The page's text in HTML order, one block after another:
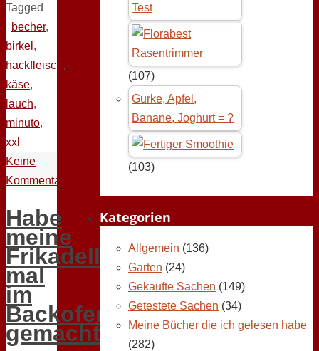
Tagged
becher,
birkel ,
hackfleisch ,
käse,
lauch,
minuto,
xxl
Keine
Kommentare
Habe
meine
Frikadellen
mal
im
Backofen
gemacht
Test
(107)
Gurke, Apfel,
Banane, Joghurt = ?
(103)
Kategorien
Allgemein (136)
Garten (24)
Gekaufte Sachen (149)
Getestete Sachen (34)
Meine Bücher die ich gelesen habe
(282)